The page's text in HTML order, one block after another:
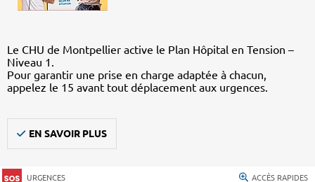
Le CHU de Montpellier active le Plan Hôpital en Tension –
Niveau 1.
Pour garantir une prise en charge adaptée à chacun,
appelez le 15 avant tout déplacement aux urgences.
EN SAVOIR PLUS
URGENCES ACCÈS RAPIDES